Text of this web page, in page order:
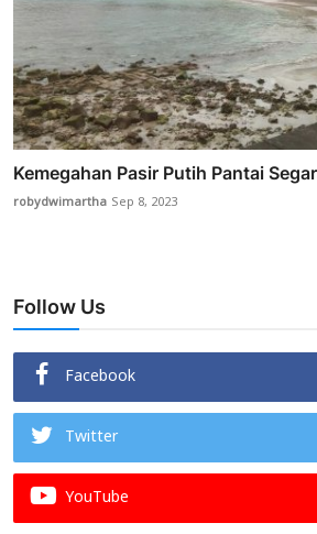
Kemegahan Pasir Putih Pantai
robydwimartha Sep 8, 2023
Follow Us
Facebook
Twitter
YouTube